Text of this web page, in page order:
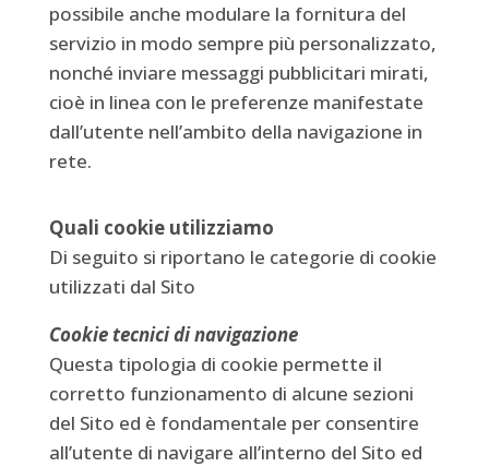
possibile anche modulare la fornitura del
servizio in modo sempre più personalizzato,
nonché inviare messaggi pubblicitari mirati,
cioè in linea con le preferenze manifestate
dall’utente nell’ambito della navigazione in
rete.
Quali cookie utilizziamo
Di seguito si riportano le categorie di cookie
utilizzati dal Sito
Cookie tecnici di navigazione
Questa tipologia di cookie permette il
corretto funzionamento di alcune sezioni
del Sito ed è fondamentale per consentire
all’utente di navigare all’interno del Sito ed